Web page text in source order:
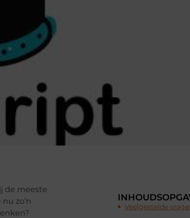
de meeste
zo’n
Veelgestelde